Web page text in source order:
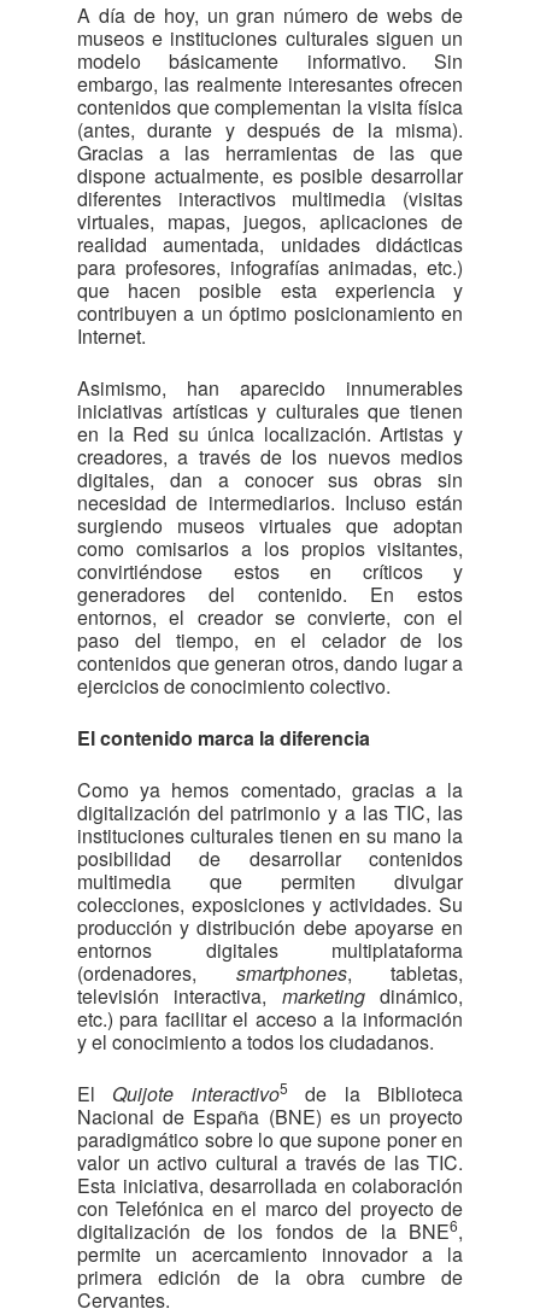
A día de hoy, un gran número de webs de
museos e instituciones culturales siguen un
modelo básicamente informativo. Sin
embargo, las realmente interesantes ofrecen
contenidos que complementan la visita física
(antes, durante y después de la misma).
Gracias a las herramientas de las que
dispone actualmente, es posible desarrollar
diferentes interactivos multimedia (visitas
virtuales, mapas, juegos, aplicaciones de
realidad aumentada, unidades didácticas
para profesores, infografías animadas, etc.)
que hacen posible esta experiencia y
contribuyen a un óptimo posicionamiento en
Internet.
Asimismo, han aparecido innumerables
iniciativas artísticas y culturales que tienen
en la Red su única localización. Artistas y
creadores, a través de los nuevos medios
digitales, dan a conocer sus obras sin
necesidad de intermediarios. Incluso están
surgiendo museos virtuales que adoptan
como comisarios a los propios visitantes,
convirtiéndose estos en críticos y
generadores del contenido. En estos
entornos, el creador se convierte, con el
paso del tiempo, en el celador de los
contenidos que generan otros, dando lugar a
ejercicios de conocimiento colectivo.
El contenido marca la diferencia
Como ya hemos comentado, gracias a la
digitalización del patrimonio y a las TIC, las
instituciones culturales tienen en su mano la
posibilidad de desarrollar contenidos
multimedia que permiten divulgar
colecciones, exposiciones y actividades. Su
producción y distribución debe apoyarse en
entornos digitales multiplataforma
(ordenadores, smartphones, tabletas,
televisión interactiva, marketingdinámico,
etc.) para facilitar el acceso a la información
y el conocimiento a todos los ciudadanos.
El Quijote interactivo5
de la Biblioteca
Nacional de España (BNE) es un proyecto
paradigmático sobre lo que supone poner en
valor un activo cultural a través de las TIC.
Esta iniciativa, desarrollada en colaboración
con Telefónica en el marco del proyecto de
digitalización de los fondos de la BNE6,
permite un acercamiento innovador a la
primera edición de la obra cumbre de
Cervantes.